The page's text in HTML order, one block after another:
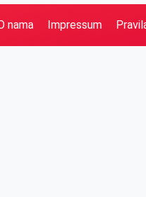
nama Impressum